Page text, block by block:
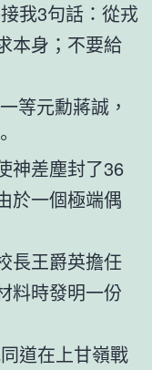
我3句話：從戎
本身；不要給
元勳蔣誠，
差塵封了36
於一個極端偶
王爵英擔任
料時發明一份
道在上甘嶺戰